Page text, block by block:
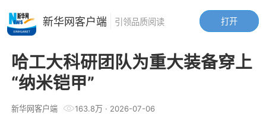
哈工大科研团队为重大装备穿上
“纳米铠甲”
新华网客户端 163.8万· 2026-07-06
打开
新华网客户端 引领品质阅读